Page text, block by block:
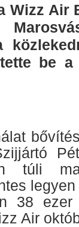
Wizz Air
be a
túli
38
Air